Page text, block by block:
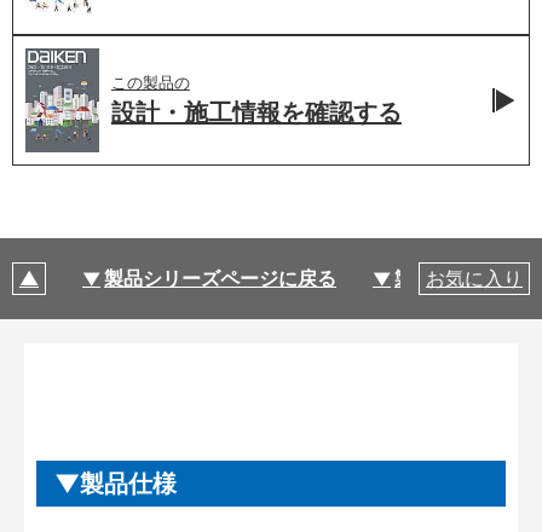
この製品の
設計・施工情報を確認する
製品シリーズページに戻る 製品仕様
お気に入り
製品仕様